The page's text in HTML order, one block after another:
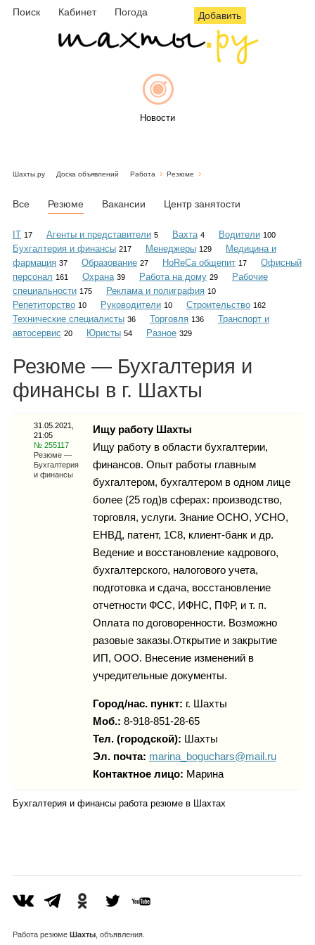
Поиск Кабинет Погода Добавить
Новости
Объявления
Каталог
Инфо
Гороскоп
Карты
Фотогалерея
Шахты.ру Доска объявлений Работа Резюме
Все Резюме Вакансии Центр занятости
IT 17 Агенты и представители 5 Вахта 4 Водители 100
Бухгалтерия и финансы 217 Менеджеры 129
Медицина и
фармация 37 Образование 27 HoReCa общепит 17
Офисный
персонал 161 Охрана 39 Работа на дому 29
Рабочие
специальности 175 Реклама и полиграфия 10
Репетиторство 10 Руководители 10 Строительство 162
Технические специалисты 36 Торговля 136
Транспорт и
автосервис 20 Юристы 54 Разное 329
Резюме — Бухгалтерия и
финансы в г. Шахты
31.05.2021,
21:05
№ 255117
Резюме —
Бухгалтерия
и финансы
Ищу работу Шахты
Ищу работу в области бухгалтерии,
финансов. Опыт работы главным
бухгалтером, бухгалтером в одном лице
более (25 год)в сферах: производство,
торговля, услуги. Знание ОСНО, УСНО,
ЕНВД, патент, 1С8, клиент-банк и др.
Ведение и восстановление кадрового,
бухгалтерского, налогового учета,
подготовка и сдача, восстановление
отчетности ФСС, ИФНС, ПФР, и т. п.
Оплата по договоренности. Возможно
разовые заказы.Открытие и закрытие
ИП, ООО. Внесение изменений в
учредительные документы.
Город/нас. пункт: г. Шахты
Моб.: 8-918-851-28-65
Тел. (городской): Шахты
Эл. почта: marina_boguchars@mail.ru
Контактное лицо: Марина
Бухгалтерия и финансы работа резюме в Шахтах
Работа резюме Шахты, объявления.